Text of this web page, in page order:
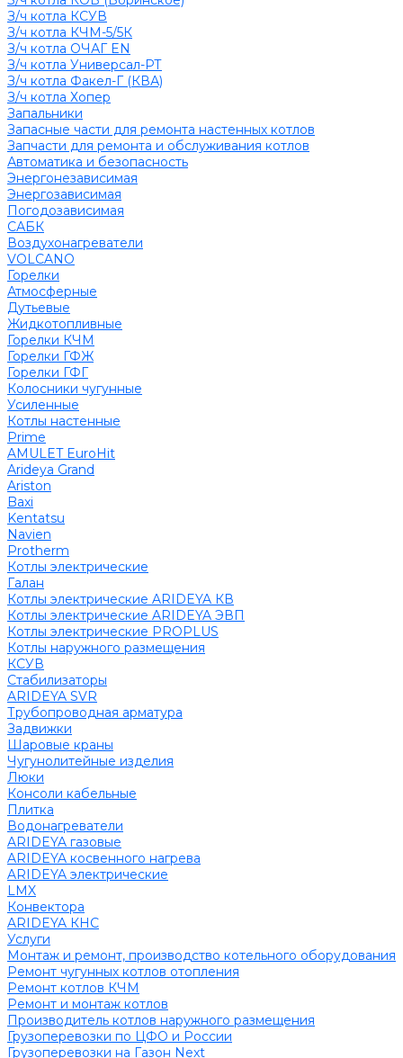
З/ч котла КСУВ
З/ч котла КЧМ-5/5К
З/ч котла ОЧАГ EN
З/ч котла Универсал-РТ
З/ч котла Факел-Г (КВА)
З/ч котла Хопер
Запальники
Запасные части для ремонта настенных котлов
Запчасти для ремонта и обслуживания котлов
Автоматика и безопасность
Энергонезависимая
Энергозависимая
Погодозависимая
САБК
Воздухонагреватели
VOLCANO
Горелки
Атмосферные
Дутьевые
Жидкотопливные
Горелки КЧМ
Горелки ГФЖ
Горелки ГФГ
Колосники чугунные
Усиленные
Котлы настенные
Prime
AMULET EuroHit
Arideya Grand
Ariston
Baxi
Kentatsu
Navien
Protherm
Котлы электрические
Галан
Котлы электрические ARIDEYA КВ
Котлы электрические ARIDEYA ЭВП
Котлы электрические PROPLUS
Котлы наружного размещения
КСУВ
Стабилизаторы
ARIDEYA SVR
Трубопроводная арматура
Задвижки
Шаровые краны
Чугунолитейные изделия
Люки
Консоли кабельные
Плитка
Водонагреватели
ARIDEYA газовые
ARIDEYA косвенного нагрева
ARIDEYA электрические
LMX
Конвектора
ARIDEYA КНС
Услуги
Монтаж и ремонт, производство котельного оборудования
Ремонт чугунных котлов отопления
Ремонт котлов КЧМ
Ремонт и монтаж котлов
Производитель котлов наружного размещения
Грузоперевозки по ЦФО и России
Грузоперевозки на Газон Next